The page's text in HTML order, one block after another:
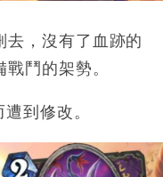
去，沒有了血跡的
鬥的架勢。
到修改。